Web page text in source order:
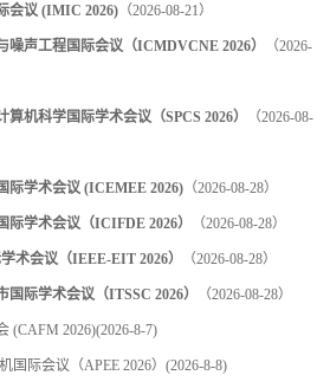
会议 (IMIC 2026)（2026-08-21）
噪声工程国际会议（ICMDVCNE 2026） （2026-
机科学国际学术会议（SPCS 2026） （2026-08-
际学术会议 (ICEMEE 2026)（2026-08-28）
学术会议（ICIFDE 2026） （2026-08-28）
术会议（IEEE-EIT 2026） （2026-08-28）
际学术会议（ITSSC 2026） （2026-08-28）
(CAFM 2026)(2026-8-7)
国际会议（APEE 2026） (2026-8-8)